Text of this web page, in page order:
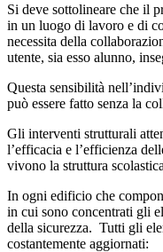
Si deve sottolineare che il
in un luogo di lavoro e di
necessita della
utente, sia esso alunno,
Questa sensibilità
può essere fatto senza la
Gli interventi strutturali
l’efficacia e l’efficienza
vivono la struttura
In ogni edificio che
in cui sono concentrati gli
della sicurezza. Tutti gli
costantemente aggiornati: